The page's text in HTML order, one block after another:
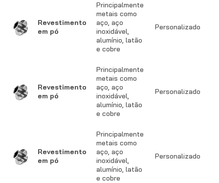
Revestimento
em pó
Principalmente
metais como
aço, aço
inoxidável,
alumínio, latão
e cobre
Personalizado
Revestimento
em pó
Principalmente
metais como
aço, aço
inoxidável,
alumínio, latão
e cobre
Personalizado
Revestimento
em pó
Principalmente
metais como
aço, aço
inoxidável,
alumínio, latão
e cobre
Personalizado